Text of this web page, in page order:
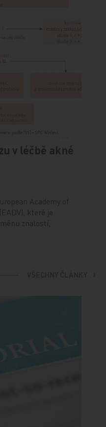
v léčbě akné
Academy of
které je
znalostí,